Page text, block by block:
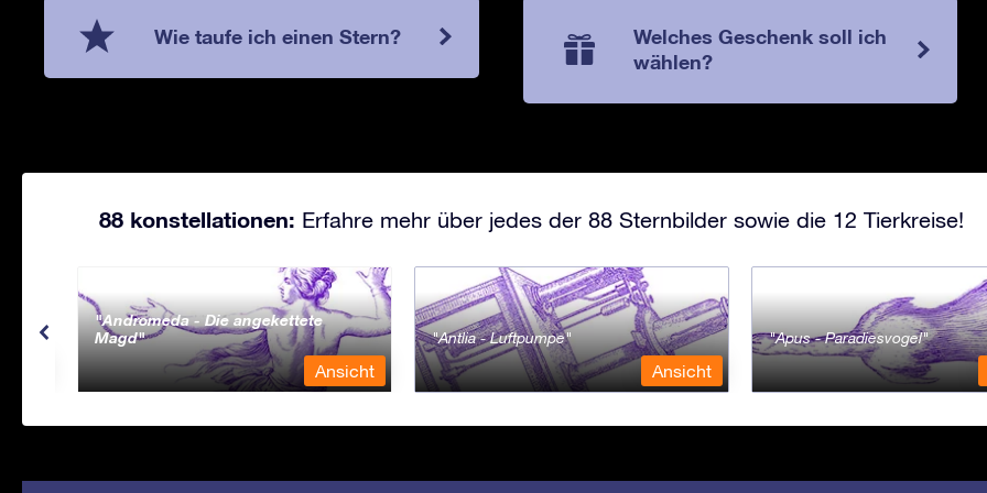
Wie taufe ich einen Stern?
Welches Geschenk soll ich
wählen?
88 konstellationen: Erfahre mehr über jedes der 88 Sternbilder sowie die 12 Tierkreise!
Andromeda - Die angekettete
Magd
Ansicht
Antlia - Luftpumpe
Ansicht
Apus - Paradiesvogel